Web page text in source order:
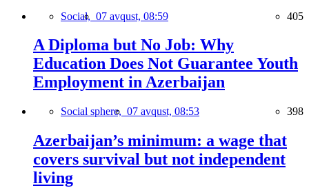
Social, 07 avqust, 08:59 405
A Diploma but No Job: Why
Education Does Not Guarantee Youth
Employment in Azerbaijan
Social sphere, 07 avqust, 08:53 398
Azerbaijan’s minimum: a wage that
covers survival but not independent
living